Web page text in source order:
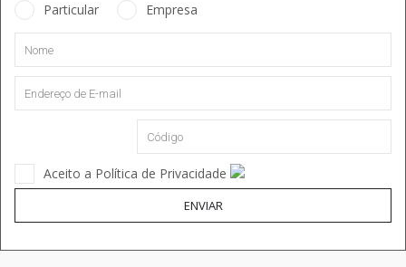
Particular Empresa
Aceito a Política de Privacidade
ENVIAR